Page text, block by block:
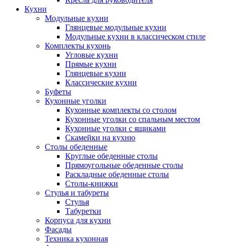
Кухни
Модульные кухни
Глянцевые модульные кухни
Модульные кухни в классическом стиле
Комплекты кухонь
Угловые кухни
Прямые кухни
Глянцевые кухни
Классические кухни
Буфеты
Кухонные уголки
Кухонные комплекты со столом
Кухонные уголки со спальным местом
Кухонные уголки с ящиками
Скамейки на кухню
Столы обеденные
Круглые обеденные столы
Прямоугольные обеденные столы
Раскладные обеденные столы
Столы-книжки
Стулья и табуреты
Стулья
Табуретки
Корпуса для кухни
Фасады
Техника кухонная